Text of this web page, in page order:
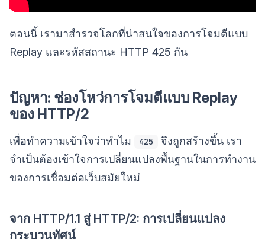
ตอนนี้ เรามาสำรวจโลกที่น่าสนใจของการโจมตีแบบ
Replay และรหัสสถานะ HTTP 425 กัน
ปัญหา: ช่องโหว่การโจมตีแบบ Replay
ของ HTTP/2
เพื่อทำความเข้าใจว่าทำไม 425
จึงถูกสร้างขึ้น เรา
จำเป็นต้องเข้าใจการเปลี่ยนแปลงพื้นฐานในการทำงาน
ของการเชื่อมต่อเว็บสมัยใหม่
จาก HTTP/1.1 สู่ HTTP/2: การเปลี่ยนแปลง
กระบวนทัศน์